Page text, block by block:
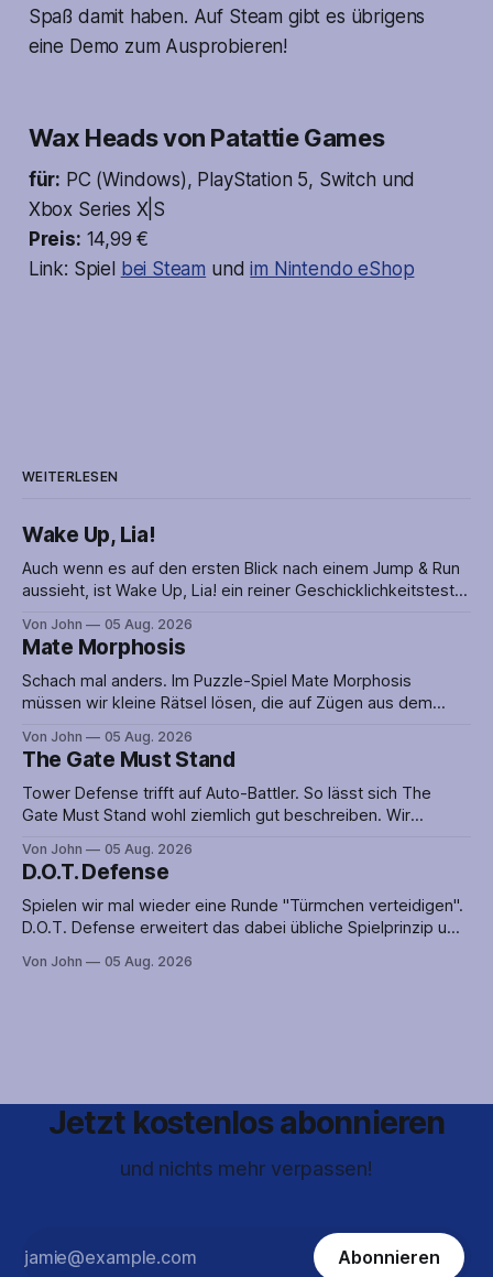
Spaß damit haben. Auf Steam gibt es übrigens
eine Demo zum Ausprobieren!
Wax Heads von Patattie Games
für: PC (Windows), PlayStation 5, Switch und
Xbox Series X|S
Preis: 14,99 €
Link: Spiel bei Steam undim Nintendo eShop
WEITERLESEN
Wake Up, Lia!
Auch wenn es auf den ersten Blick nach einem Jump & Run
aussieht, ist Wake Up, Lia! ein reiner Geschicklichkeitstest.
oder ihnen im rechten Moment ausweichen, um den
Abschnitt erfolgreich abzuschließen. Timing ist alles! Die
Puzzles werden mit einer netten Geschichte
Von John 05 Aug. 2026
Mate Morphosis
Schach mal anders. Im Puzzle-Spiel Mate Morphosis
müssen wir kleine Rätsel lösen, die auf Zügen aus dem
Rätsellösen sein, sondern auch ein wenig Ahnung von
Schach haben. Zwar lässt sich Mate Morphosis auch ohne
diese spielen, in dem
Von John 05 Aug. 2026
The Gate Must Stand
Tower Defense trifft auf Auto-Battler. So lässt sich The
Gate Must Stand wohl ziemlich gut beschreiben. Wir
greifen auch aktiv in das Geschehen ein, indem wir unsere
Metzger-Ausbildung an den Feind bringen. Nun könnte aber
genau das dafür sorgen, dass die Verteidigung
Von John 05 Aug. 2026
D.O.T. Defense
Spielen wir mal wieder eine Runde "Türmchen verteidigen".
D.O.T. Defense erweitert das dabei übliche Spielprinzip um
gibt. So ist selten klar, aus welcher Richtung der Angriff auf
Von John 05 Aug. 2026
Jetzt kostenlos abonnieren
und nichts mehr verpassen!
Abonnieren